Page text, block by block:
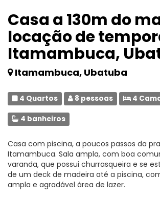
Casa a 130m do
locação de
Itamambuca,
Itamambuca, Ubatuba
4 Quartos 8 pessoas 4
4 banheiros
Casa com piscina, a poucos passos da
Itamambuca. Sala ampla, com boa
varanda, que possui churrasqueira e se
de um deck de madeira até a piscina,
ampla e agradável área de lazer.